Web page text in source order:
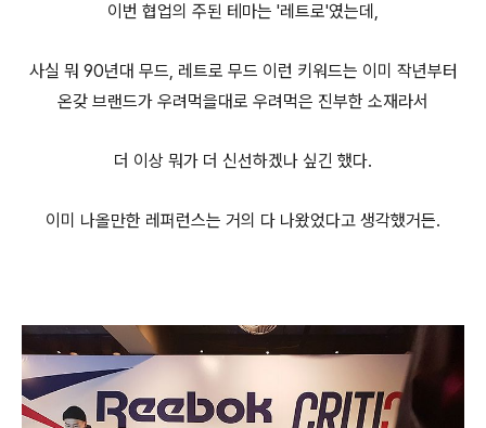
이번 협업의 주된 테마는 '레트로'였는데,
사실 뭐 90년대 무드, 레트로 무드 이런 키워드는 이미 작년부터
온갖 브랜드가 우려먹을대로 우려먹은 진부한 소재라서
더 이상 뭐가 더 신선하겠나 싶긴 했다.
이미 나올만한 레퍼런스는 거의 다 나왔었다고 생각했거든.